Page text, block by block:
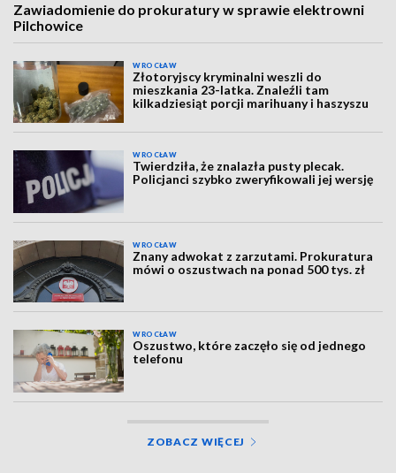
Zawiadomienie do prokuratury w sprawie elektrowni
Pilchowice
WROCŁAW
Złotoryjscy kryminalni weszli do
mieszkania 23-latka. Znaleźli tam
kilkadziesiąt porcji marihuany i haszyszu
WROCŁAW
Twierdziła, że znalazła pusty plecak.
Policjanci szybko zweryfikowali jej wersję
WROCŁAW
Znany adwokat z zarzutami. Prokuratura
mówi o oszustwach na ponad 500 tys. zł
WROCŁAW
Oszustwo, które zaczęło się od jednego
telefonu
ZOBACZ WIĘCEJ